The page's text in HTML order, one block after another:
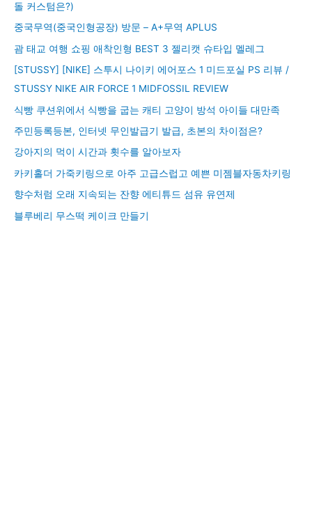
돌 커스텀은?)
중국무역(중국인형공장) 방문 – A+무역 APLUS
괌 태교 여행 쇼핑 애착인형 BEST 3 젤리캣 슈타입 멜레그
[STUSSY] [NIKE] 스투시 나이키 에어포스 1 미드포실 PS 리뷰 /
STUSSY NIKE AIR FORCE 1 MIDFOSSIL REVIEW
식빵 쿠션위에서 식빵을 굽는 캐티 고양이 방석 아이들 대만족
주민등록등본, 인터넷 무인발급기 발급, 초본의 차이점은?
강아지의 먹이 시간과 횟수를 알아보자
카키홀더 가죽키링으로 아주 고급스럽고 예쁜 미젬블자동차키링
향수처럼 오래 지속되는 잔향 에티튜드 섬유 유연제
블루베리 무스떡 케이크 만들기